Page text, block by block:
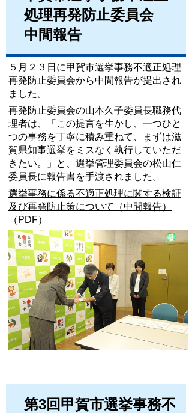
処理再発防止委員会
中間報告
５月２３日に甲賀市選挙事務不適正処理
再発防止委員会から中間報告が提出され
ました。
再発防止委員会の山本久子委員長職務代
理者は、「この提言を生かし、一つひと
つの事務を丁寧に積み重ねて、まずは滋
賀県知事選挙をミスなく執行していただ
きたい。」と、選挙管理委員会の松山仁
委員長に報告書を手渡されました。
選挙事務に係る不適正処理に関する検証
及び再発防止策について（中間報告）
（PDF）
第3回甲賀市選挙事務不